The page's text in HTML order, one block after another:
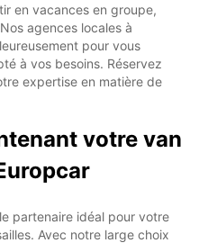
en vacances en groupe,
agences locales à
pour vous
à vos besoins. Réservez
expertise en matière de
votre van
partenaire idéal pour votre
Avec notre large choix